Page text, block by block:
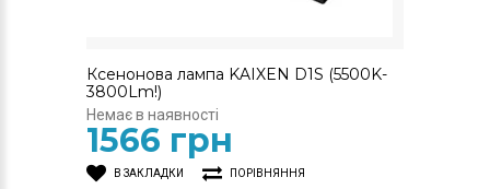
Ксенонова лампа KAIXEN D1S (5500K-
3800Lm!)
Немає в наявності
1566 грн
В ЗАКЛАДКИ ПОРІВНЯННЯ